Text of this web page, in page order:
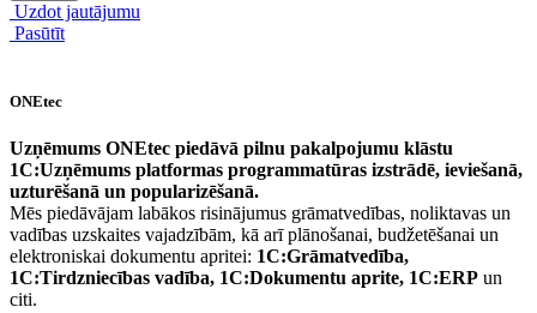
Uzdot jautājumu
Pasūtīt
ONEtec
Uzņēmums ONEtec piedāvā pilnu pakalpojumu klāstu
1C:Uzņēmums platformas programmatūras izstrādē, ieviešanā,
uzturēšanā un popularizēšanā.
Mēs piedāvājam labākos risinājumus grāmatvedības, noliktavas un
vadības uzskaites vajadzībām, kā arī plānošanai, budžetēšanai un
elektroniskai dokumentu apritei: 1C:Grāmatvedība,
1C:Tirdzniecības vadība, 1C:Dokumentu aprite, 1C:ERP un
citi.